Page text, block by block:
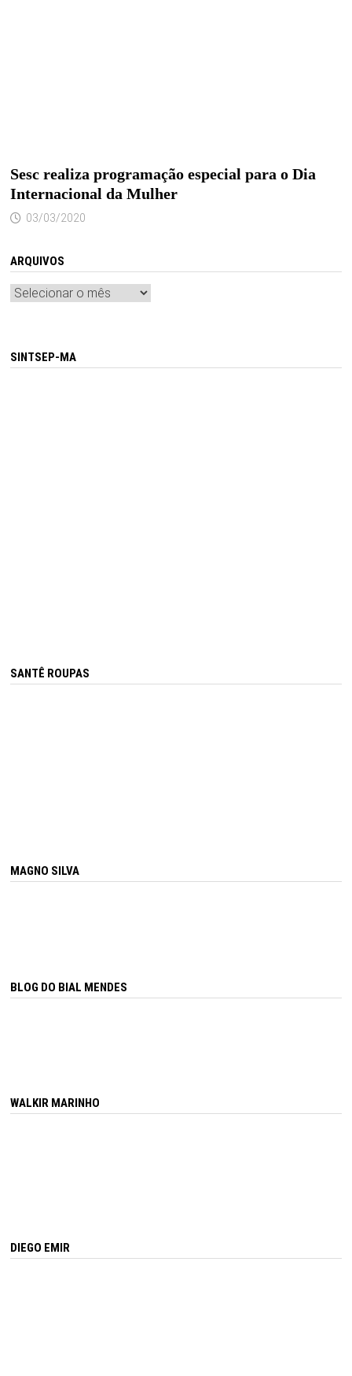
Sesc realiza programação especial para o Dia
Internacional da Mulher
03/03/2020
ARQUIVOS
Arquivos
SINTSEP-MA
SANTÊ ROUPAS
MAGNO SILVA
BLOG DO BIAL MENDES
WALKIR MARINHO
DIEGO EMIR